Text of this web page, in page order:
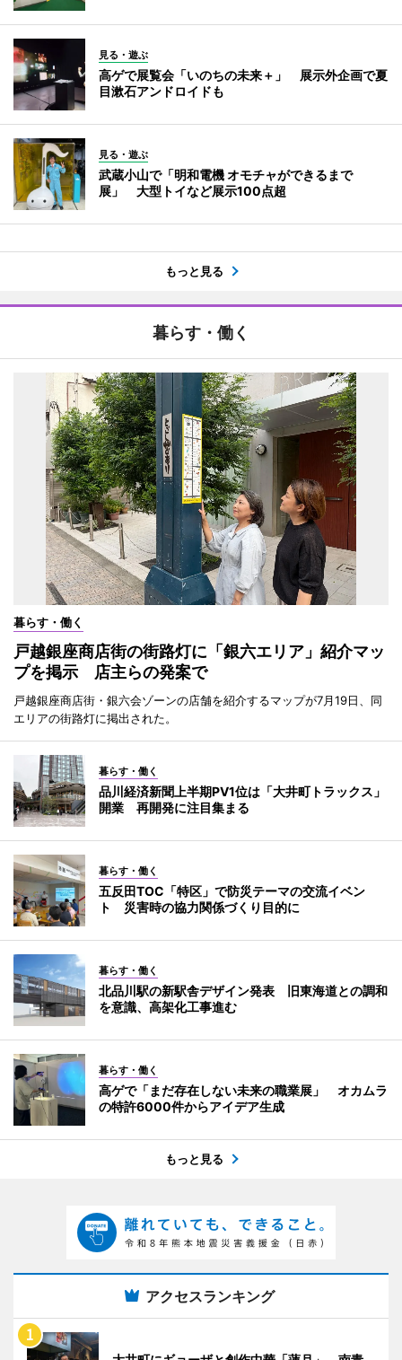
見る・遊ぶ
高ゲで展覧会「いのちの未来＋」 展示外企画で夏
目漱石アンドロイドも
見る・遊ぶ
武蔵小山で「明和電機 オモチャができるまで
展」 大型トイなど展示100点超
もっと見る
暮らす・働く
暮らす・働く
戸越銀座商店街の街路灯に「銀六エリア」紹介マッ
プを掲示 店主らの発案で
戸越銀座商店街・銀六会ゾーンの店舗を紹介するマップが7月19日、同
エリアの街路灯に掲出された。
暮らす・働く
品川経済新聞上半期PV1位は「大井町トラックス」
開業 再開発に注目集まる
暮らす・働く
五反田TOC「特区」で防災テーマの交流イベン
ト 災害時の協力関係づくり目的に
暮らす・働く
北品川駅の新駅舎デザイン発表 旧東海道との調和
を意識、高架化工事進む
暮らす・働く
高ゲで「まだ存在しない未来の職業展」 オカムラ
の特許6000件からアイデア生成
もっと見る
アクセスランキング